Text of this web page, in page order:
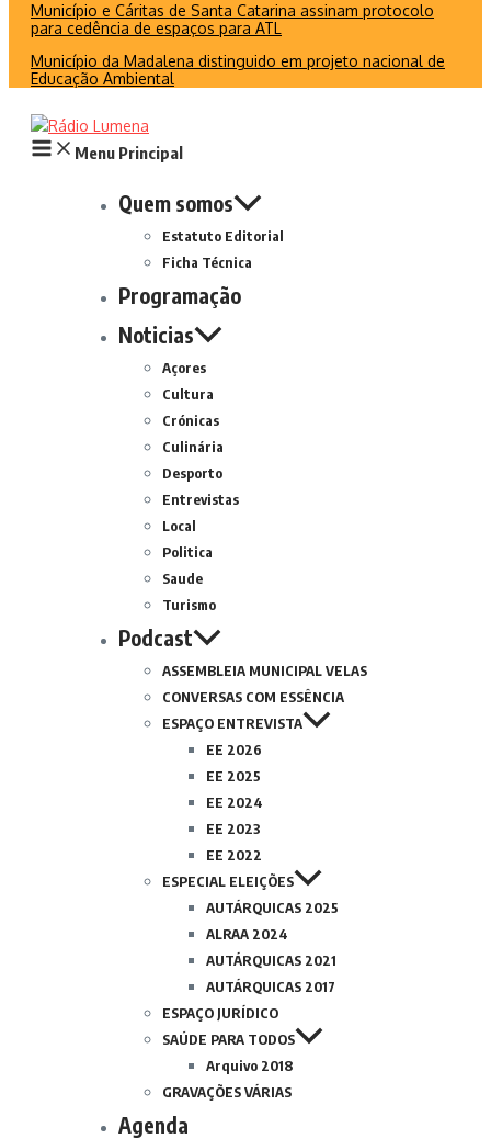
Município e Cáritas de Santa Catarina assinam protocolo
para cedência de espaços para ATL
Município da Madalena distinguido em projeto nacional de
Educação Ambiental
Menu Principal
Quem somos
Estatuto Editorial
Ficha Técnica
Programação
Noticias
Açores
Cultura
Crónicas
Culinária
Desporto
Entrevistas
Local
Politica
Saude
Turismo
Podcast
ASSEMBLEIA MUNICIPAL VELAS
CONVERSAS COM ESSÊNCIA
ESPAÇO ENTREVISTA
EE 2026
EE 2025
EE 2024
EE 2023
EE 2022
ESPECIAL ELEIÇÕES
AUTÁRQUICAS 2025
ALRAA 2024
AUTÁRQUICAS 2021
AUTÁRQUICAS 2017
ESPAÇO JURÍDICO
SAÚDE PARA TODOS
Arquivo 2018
GRAVAÇÕES VÁRIAS
Agenda